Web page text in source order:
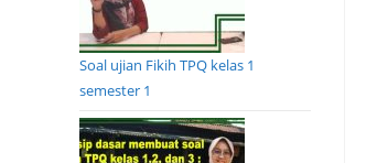
Soal ujian Fikih TPQ kelas 1
semester 1